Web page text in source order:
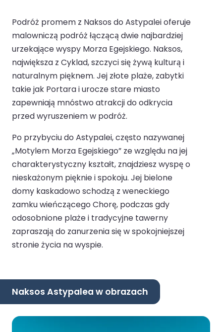
Podróż promem z Naksos do Astypalei oferuje
malowniczą podróż łączącą dwie najbardziej
urzekające wyspy Morza Egejskiego. Naksos,
największa z Cyklad, szczyci się żywą kulturą i
naturalnym pięknem. Jej złote plaże, zabytki
takie jak Portara i urocze stare miasto
zapewniają mnóstwo atrakcji do odkrycia
przed wyruszeniem w podróż.
Po przybyciu do Astypalei, często nazywanej
„Motylem Morza Egejskiego” ze względu na jej
charakterystyczny kształt, znajdziesz wyspę o
nieskażonym pięknie i spokoju. Jej bielone
domy kaskadowo schodzą z weneckiego
zamku wieńczącego Chorę, podczas gdy
odosobnione plaże i tradycyjne tawerny
zapraszają do zanurzenia się w spokojniejszej
stronie życia na wyspie.
Naksos Astypalea w obrazach